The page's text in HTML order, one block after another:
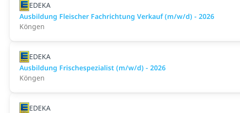
EDEKA
Ausbildung Fleischer Fachrichtung Verkauf (m/w/d) - 2026
Köngen
EDEKA
Ausbildung Frischespezialist (m/w/d) - 2026
Köngen
EDEKA